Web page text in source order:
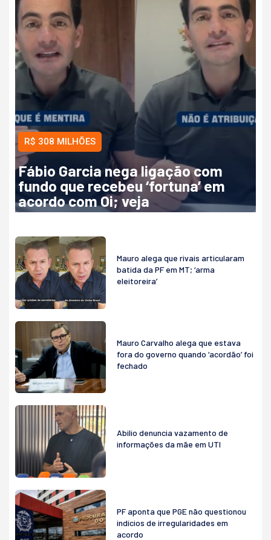
R$ 308 MILHÕES
Fábio Garcia nega ligação com
fundo que recebeu ‘fortuna’ em
acordo com Oi; veja
Mauro alega que rivais articularam
batida da PF em MT; ‘arma
eleitoreira’
Mauro Carvalho alega que estava
fora do governo quando ‘acordão’ foi
fechado
Abilio denuncia vazamento de
informações da mãe em UTI
PF aponta que PGE não questionou
indícios de irregularidades em
acordo